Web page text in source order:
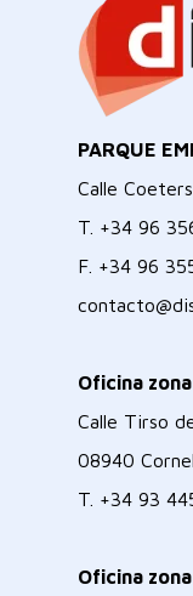
PARQUE
Calle
T. +34 96
F. +34 96
Oficina
Calle Tirso
08940
T. +34 93
Oficina